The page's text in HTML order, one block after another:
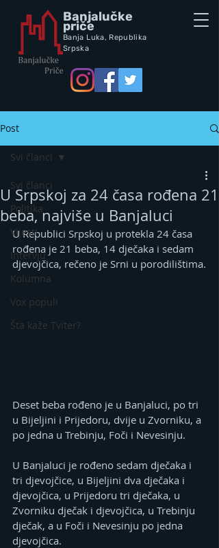
Banjalučke
priče
Banja Luka, Republika
Srpska
Post
Svi članci
Politika
Vijesti
Intervju
Kolumna
Vox populi
Šta kaže Tviter?
Svi članci
U Srpskoj za 24 časa rođena 21
beba, najviše u Banjaluci
U Republici Srpskoj u protekla 24 časa
rođena je 21 beba, 14 dječaka i sedam
djevojčica, rečeno je Srni u porodilištima.
Deset beba rođeno je u Banjaluci, po tri
u Bijeljini i Prijedoru, dvije u Zvorniku, a
po jedna u Trebinju, Foči i Nevesinju.
U Banjaluci je rođeno sedam dječaka i
tri djevojčice, u Bijeljini dva dječaka i
djevojčica, u Prijedoru tri dječaka, u
Zvorniku dječak i djevojčica, u Trebinju
dječak, a u Foči i Nevesinju po jedna
djevojčica.